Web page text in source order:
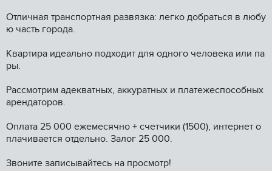
Отличная транспортная развязка: легко добраться в любу
ю часть города.
Квартира идеально подходит для одного человека или па
ры.
Рассмотрим адекватных, аккуратных и платежеспособных
арендаторов.
Оплата 25 000 ежемесячно + счетчики (1500), интернет о
плачивается отдельно. Залог 25 000.
Звоните записывайтесь на просмотр!